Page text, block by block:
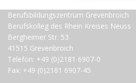
Berufsbildungszentrum Grevenbroich
Berufskolleg des Rhein Kreises Neuss
Bergheimer Str. 53
41515 Grevenbroich
Telefon: +49 (0)2181 6907-0
Fax: +49 (0)2181 6907-45